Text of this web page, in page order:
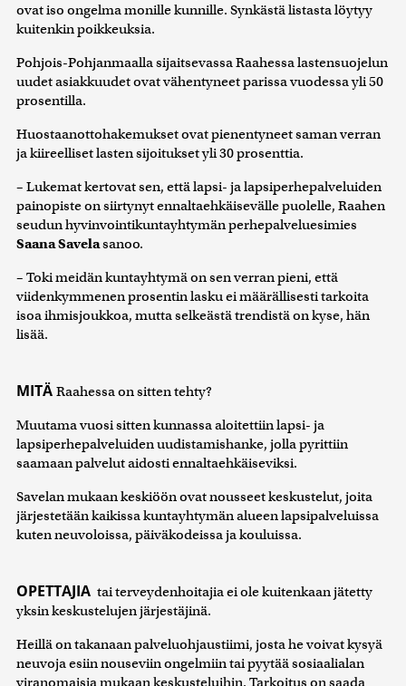
ovat iso ongelma monille kunnille. Synkästä listasta löytyy
kuitenkin poikkeuksia.
Pohjois-Pohjanmaalla sijaitsevassa Raahessa lastensuojelun
uudet asiakkuudet ovat vähentyneet parissa vuodessa yli 50
prosentilla.
Huostaanottohakemukset ovat pienentyneet saman verran
ja kiireelliset lasten sijoitukset yli 30 prosenttia.
– Lukemat kertovat sen, että lapsi- ja lapsiperhepalveluiden
painopiste on siirtynyt ennaltaehkäisevälle puolelle, Raahen
seudun hyvinvointikuntayhtymän perhepalveluesimies
Saana Savelasanoo.
– Toki meidän kuntayhtymä on sen verran pieni, että
viidenkymmenen prosentin lasku ei määrällisesti tarkoita
isoa ihmisjoukkoa, mutta selkeästä trendistä on kyse, hän
lisää.
MITÄ Raahessa on sitten tehty?
Muutama vuosi sitten kunnassa aloitettiin lapsi- ja
lapsiperhepalveluiden uudistamishanke, jolla pyrittiin
saamaan palvelut aidosti ennaltaehkäiseviksi.
Savelan mukaan keskiöön ovat nousseet keskustelut, joita
järjestetään kaikissa kuntayhtymän alueen lapsipalveluissa
kuten neuvoloissa, päiväkodeissa ja kouluissa.
OPETTAJIA tai terveydenhoitajia ei ole kuitenkaan jätetty
yksin keskustelujen järjestäjinä.
Heillä on takanaan palveluohjaustiimi, josta he voivat kysyä
neuvoja esiin nouseviin ongelmiin tai pyytää sosiaalialan
viranomaisia mukaan keskusteluihin. Tarkoitus on saada